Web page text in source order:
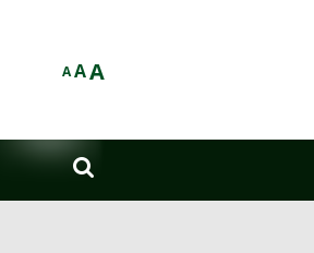
AAA
